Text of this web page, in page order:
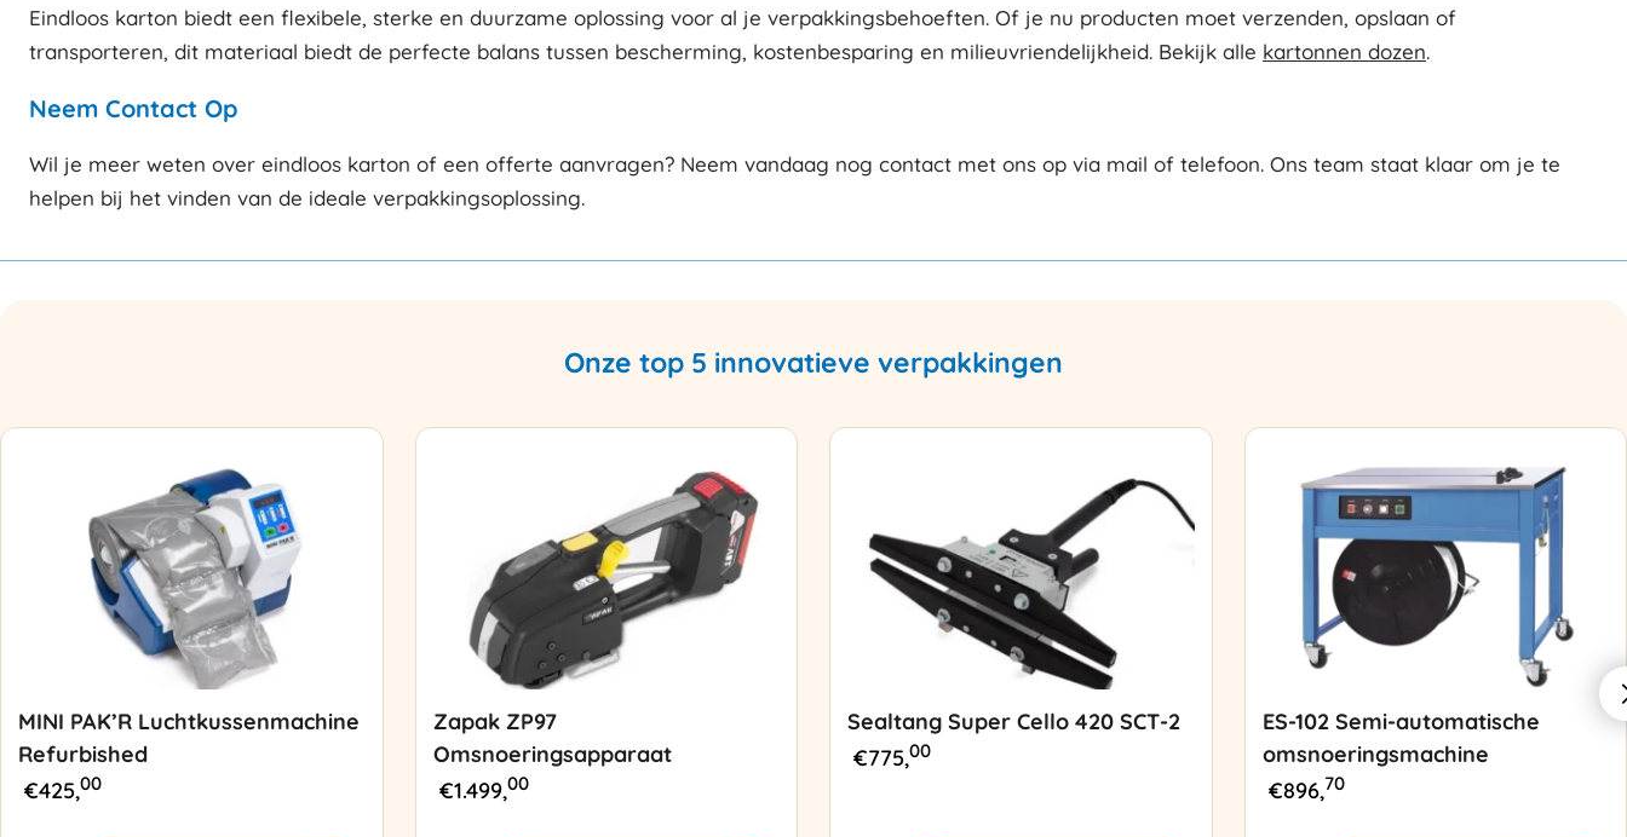
Eindloos karton biedt een flexibele, sterke en duurzame oplossing voor al je verpakkingsbehoeften. Of je nu producten moet verzenden, opslaan of
transporteren, dit materiaal biedt de perfecte balans tussen bescherming, kostenbesparing en milieuvriendelijkheid. Bekijk alle kartonnen dozen.
Neem Contact Op
Wil je meer weten over eindloos karton of een offerte aanvragen? Neem vandaag nog contact met ons op via mail of telefoon. Ons team staat klaar om je te
helpen bij het vinden van de ideale verpakkingsoplossing.
Onze top 5 innovatieve verpakkingen
MINI PAK’R Luchtkussenmachine
Refurbished
€425,00
Zapak ZP97
Omsnoeringsapparaat
€1.499,00
Sealtang Super Cello 420 SCT-2
€775,00
ES-102 Semi-automatische
omsnoeringsmachine
€896,70